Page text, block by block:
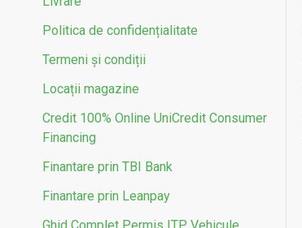
Politica de confidențialitate
Termeni și condiții
Locații magazine
Credit 100% Online UniCredit Consumer
Financing
Finantare prin TBI Bank
Finantare prin Leanpay